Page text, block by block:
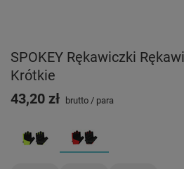
SPOKEY Rękawiczki
Krótkie
43,20 zł brutto / para